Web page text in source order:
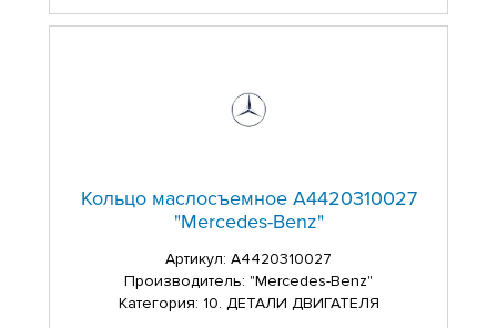
Кольцо маслосъемное A4420310027
"Mercedes-Benz"
Артикул: A4420310027
Производитель: "Mercedes-Benz"
Категория: 10. ДЕТАЛИ ДВИГАТЕЛЯ